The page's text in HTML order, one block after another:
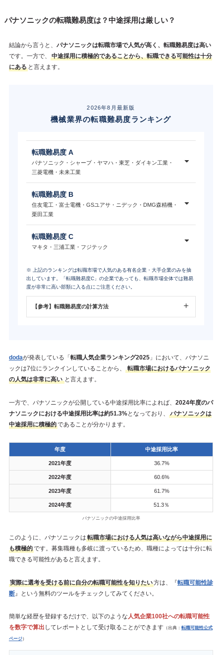
パナソニックの転職難易度は？中途採用は厳しい？
結論から言うと、 パナソニックは転職市場で人気が高く、転職難易度は高い
です。一方で、
中途採用に積極的であることから、転職できる可能性は十分
にあると言えます。
2026年8月最新版
機械業界の転職難易度ランキング
転職難易度 A
パナソニック・シャープ・ヤマハ・東芝・ダイキン工業・
三菱電機・未来工業
転職難易度 B
住友電工・富士電機・GSユアサ・ニデック・DMG森精機・
栗田工業
転職難易度 C
マキタ・三浦工業・フジテック
※ 上記のランキングは転職市場で人気のある有名企業・大手企業のみを抽
出しています。「転職難易度C」の企業であっても、転職市場全体では難易
度が非常に高い部類に入る点にご注意ください。
【参考】転職難易度の計算方法
dodaが発表している「 転職人気企業ランキング2025」において、パナソニ
ックは7位にランクインしていることから、
転職市場におけるパナソニック
の人気は非常に高い と言えます。
一方で、パナソニックが公開している中途採用比率によれば、 2024年度のパ
ナソニックにおける中途採用比率は約51.3%となっており、
パナソニックは
中途採用に積極的であることが分かります。
年度 中途採用比率
2021年度 36.7%
2022年度 60.6%
2023年度 61.7%
2024年度 51.3％
パナソニックの中途採用比率
このように、パナソニックは 転職市場における人気は高いながら中途採用に
も積極的です。募集職種も多岐に渡っているため、職種によっては十分に転
職できる可能性があると言えます。
実際に選考を受ける前に自分の転職可能性を知りたい方は、『転職可能性診
断』という無料のツールをチェックしてみてください。
簡単な経歴を登録するだけで、以下のような人気企業100社への転職可能性
を数字で算出 してレポートとして受け取ることができます（出典： 転職可能性公式
ページ）